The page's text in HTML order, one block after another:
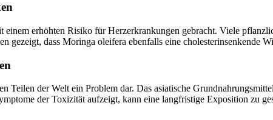
erhöhten Risiko für Herzerkrankungen gebracht. Viele
gezeigt, dass Moringa oleifera ebenfalls eine cholesterinsenkende
Teilen der Welt ein Problem dar. Das asiatische
der Toxizität aufzeigt, kann eine langfristige Exposition zu